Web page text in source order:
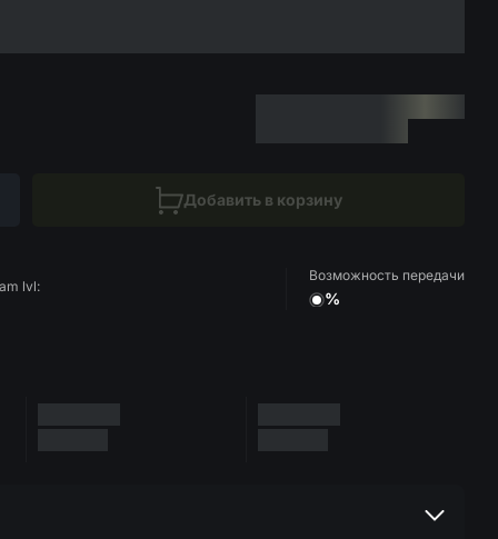
Добавить в корзину
lvl:
Возможность передачи
%